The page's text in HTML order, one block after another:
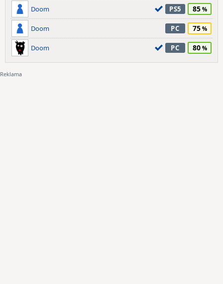
Doom PS5 85
Doom PC 75
Doom PC 80